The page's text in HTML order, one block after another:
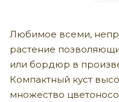
Любимое всеми,
растение
или бордюр в
Компактный куст
множество